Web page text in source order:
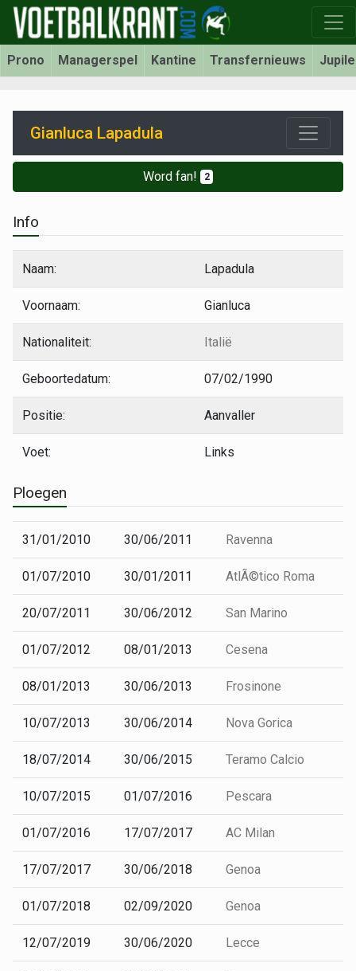
Prono Managerspel Kantine Transfernieuws
Gianluca Lapadula
Word fan! 2
Info
Naam: Lapadula
Voornaam: Gianluca
Nationaliteit: Italië
Geboortedatum: 07/02/1990
Positie: Aanvaller
Voet: Links
Ploegen
31/01/2010 30/06/2011 Ravenna
01/07/2010 30/01/2011 AtlÃ©tico Roma
20/07/2011 30/06/2012 San Marino
01/07/2012 08/01/2013 Cesena
08/01/2013 30/06/2013 Frosinone
10/07/2013 30/06/2014 Nova Gorica
18/07/2014 30/06/2015 Teramo Calcio
10/07/2015 01/07/2016 Pescara
01/07/2016 17/07/2017 AC Milan
17/07/2017 30/06/2018 Genoa
01/07/2018 02/09/2020 Genoa
12/07/2019 30/06/2020 Lecce